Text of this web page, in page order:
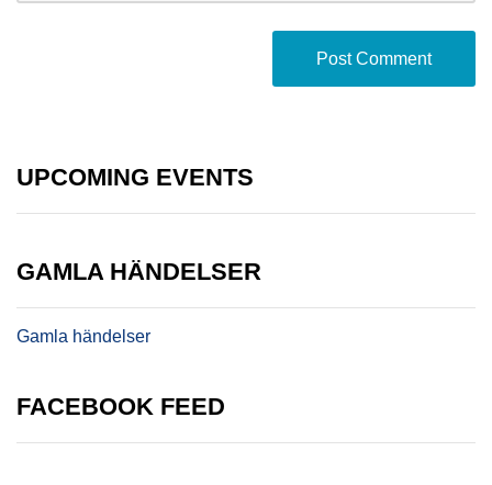
UPCOMING EVENTS
GAMLA HÄNDELSER
Gamla händelser
FACEBOOK FEED